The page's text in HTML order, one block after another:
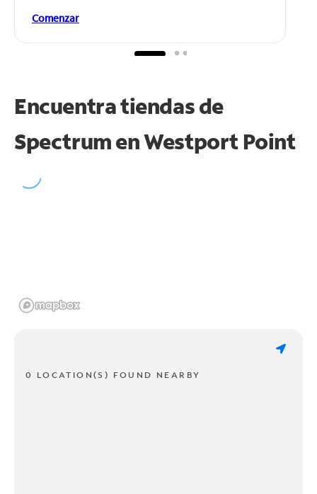
Comenzar
Encuentra tiendas de
Spectrum enWestport Point
0 LOCATION(S) FOUND NEARBY